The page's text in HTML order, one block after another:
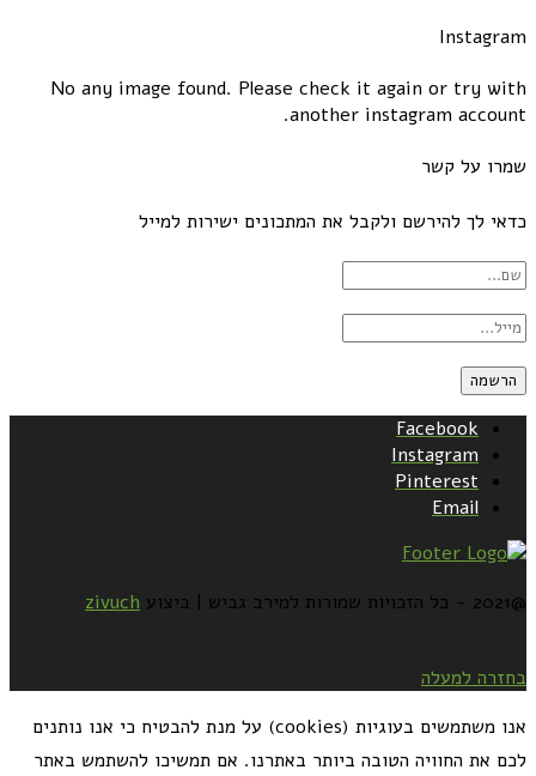
Instagram
No any image found. Please check it again or try with
another instagram account.
שמרו על קשר
כדאי לך להירשם ולקבל את המתכונים ישירות למייל
Facebook
Instagram
Pinterest
Email
@2021 - כל הזכויות שמורות למירב גביש | ביצוע zivuch
בחזרה למעלה
אנו משתמשים בעוגיות (cookies) על מנת להבטיח כי אנו נותנים
לכם את החוויה הטובה ביותר באתרנו. אם תמשיכו להשתמש באתר